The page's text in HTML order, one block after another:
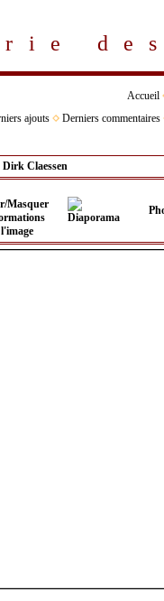
Accueil
ajouts Derniers commentaires
Dirk Claessen